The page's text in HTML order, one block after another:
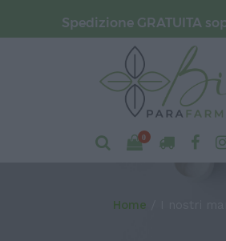
Spedizione GRATUITA
0
Home